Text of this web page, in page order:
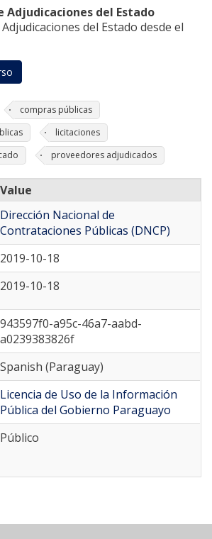
Adjudicaciones del Estado
del Estado desde el
compras públicas
licitaciones
proveedores adjudicados
Value
Dirección Nacional de
Contrataciones Públicas (DNCP)
2019-10-18
2019-10-18
943597f0-a95c-46a7-aabd-
a0239383826f
Spanish (Paraguay)
Licencia de Uso de la Información
Pública del Gobierno Paraguayo
Público